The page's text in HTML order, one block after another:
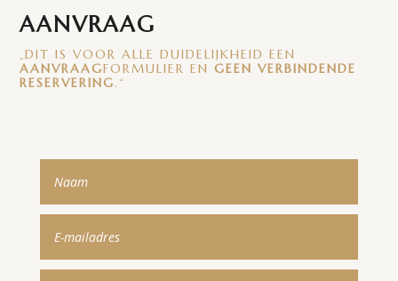
AANVRAAG
„DIT IS VOOR ALLE DUIDELIJKHEID EEN
AANVRAAGFORMULIER ENGEEN VERBINDENDE
RESERVERING.“